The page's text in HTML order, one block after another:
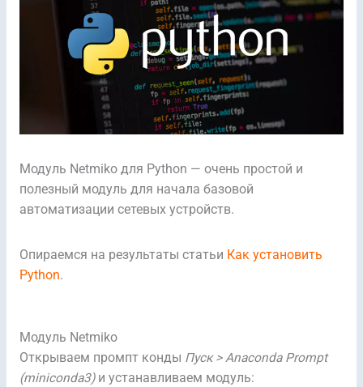
Модуль Netmiko для Python — очень простой и
полезный модуль для начала базовой
автоматизации сетевых устройств.
Опираемся на результаты статьи Как установить
Python.
Модуль Netmiko
Открываем промпт конды Пуск > Anaconda Prompt
(miniconda3)и устанавливаем модуль: